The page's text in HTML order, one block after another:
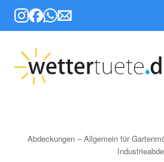
Abdeckungen – Allgemein für